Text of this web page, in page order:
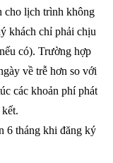
cho lịch trình không
khách chỉ phải chịu
có). Trường hợp
về trễ hơn so với
các khoản phí phát
6 tháng khi đăng ký